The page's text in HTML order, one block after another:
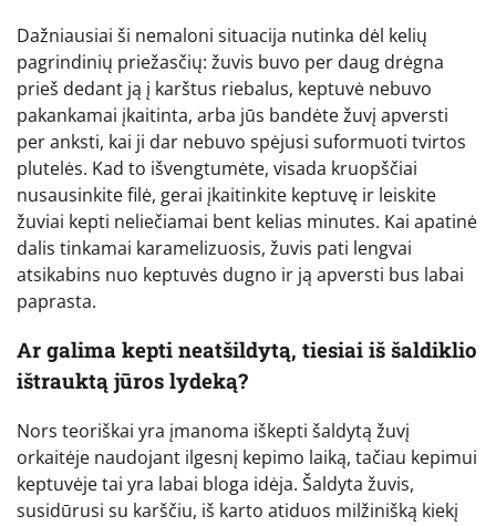
Dažniausiai ši nemaloni situacija nutinka dėl kelių
pagrindinių priežasčių: žuvis buvo per daug drėgna
prieš dedant ją į karštus riebalus, keptuvė nebuvo
pakankamai įkaitinta, arba jūs bandėte žuvį apversti
per anksti, kai ji dar nebuvo spėjusi suformuoti tvirtos
plutelės. Kad to išvengtumėte, visada kruopščiai
nusausinkite filė, gerai įkaitinkite keptuvę ir leiskite
žuviai kepti neliečiamai bent kelias minutes. Kai apatinė
dalis tinkamai karamelizuosis, žuvis pati lengvai
atsikabins nuo keptuvės dugno ir ją apversti bus labai
paprasta.
Ar galima kepti neatšildytą, tiesiai iš šaldiklio
ištrauktą jūros lydeką?
Nors teoriškai yra įmanoma iškepti šaldytą žuvį
orkaitėje naudojant ilgesnį kepimo laiką, tačiau kepimui
keptuvėje tai yra labai bloga idėja. Šaldyta žuvis,
susidūrusi su karščiu, iš karto atiduos milžinišką kiekį